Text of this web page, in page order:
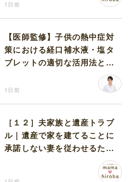
1日前
【医師監修】子供の熱中症対
策における経口補水液・塩タ
ブレットの適切な活用法と水
1日前
［１２］夫家族と遺産トラブ
ル｜遺産で家を建てることに
承諾しない妻を従わせるため
に夫が取り出したのは離婚届